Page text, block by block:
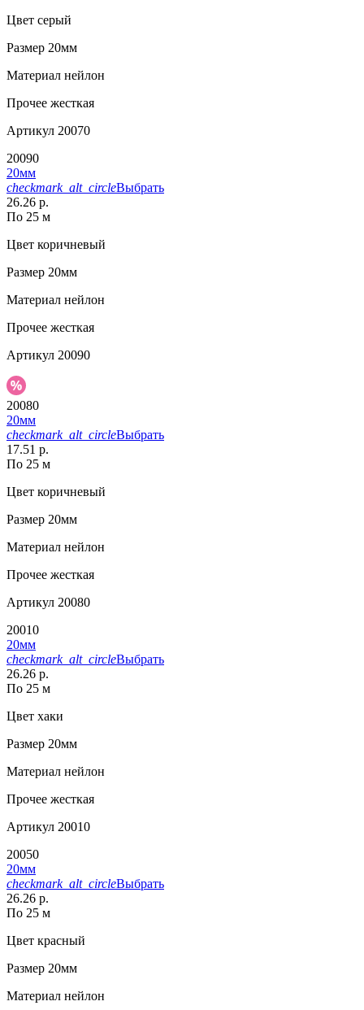
Цвет серый
Размер 20мм
Материал нейлон
Прочее жесткая
Артикул 20070
20090
20мм
checkmark_alt_circleВыбрать
26.26 р.
По 25 м
Цвет коричневый
Размер 20мм
Материал нейлон
Прочее жесткая
Артикул 20090
20080
20мм
checkmark_alt_circleВыбрать
17.51 р.
По 25 м
Цвет коричневый
Размер 20мм
Материал нейлон
Прочее жесткая
Артикул 20080
20010
20мм
checkmark_alt_circleВыбрать
26.26 р.
По 25 м
Цвет хаки
Размер 20мм
Материал нейлон
Прочее жесткая
Артикул 20010
20050
20мм
checkmark_alt_circleВыбрать
26.26 р.
По 25 м
Цвет красный
Размер 20мм
Материал нейлон